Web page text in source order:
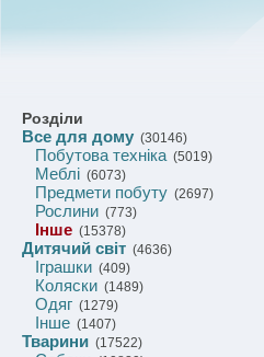
Розділи
Все для дому (30146)
Побутова техніка(5019)
Меблі (6073)
Предмети побуту (2697)
Рослини (773)
Інше (15378)
Дитячий світ (4636)
Іграшки (409)
Коляски (1489)
Одяг (1279)
Інше (1407)
Тварини (17522)